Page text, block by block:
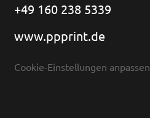
+49 160 238 5339
www.ppprint.de
Cookie-Einstellungen anpassen